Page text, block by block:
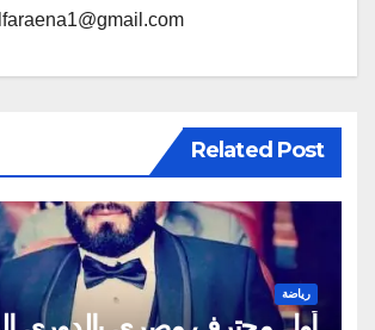
Related Post
رياضة